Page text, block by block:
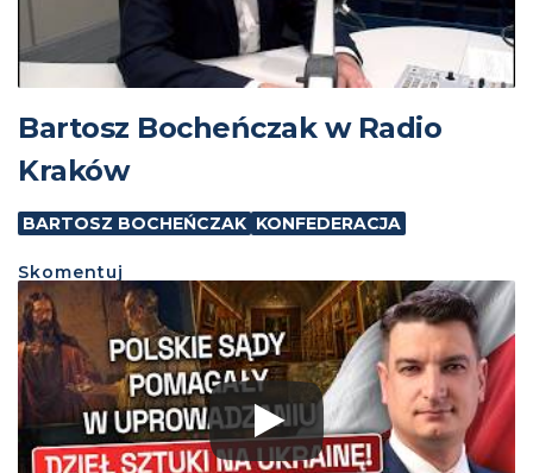
Bartosz Bocheńczak w Radio
Kraków
BARTOSZ BOCHEŃCZAK KONFEDERACJA
Skomentuj